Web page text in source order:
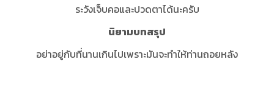
ระวังเจ็บคอและปวดตาได้นะครับ
นิยามบทสรุป
อย่าอยู่กับที่นานเกินไปเพราะมันจะทำให้ท่านถอยหลัง